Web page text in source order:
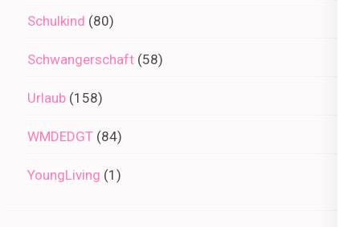
Schulkind (80)
Schwangerschaft (58)
Urlaub (158)
WMDEDGT (84)
YoungLiving (1)